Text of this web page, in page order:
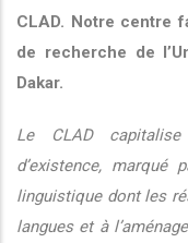
CLAD. Notre centre
de recherche de
Dakar.
Le CLAD
d’existence, marqué
linguistique dont les
langues et à